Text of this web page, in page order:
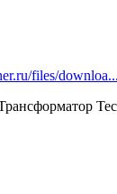
files/